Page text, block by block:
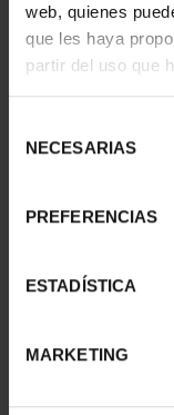
web, quienes
que les haya
partir del uso que
NECESARIAS
PREFERENCIAS
ESTADÍSTICA
MARKETING
CAPITALES
PROVINCIA
949,00 €
Sólo para
registrados